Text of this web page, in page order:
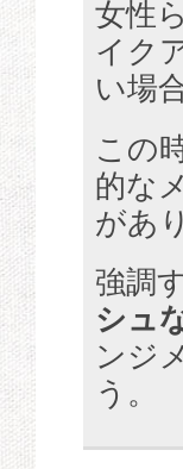
女性
イク
い場
この
的な
があ
強調
シュ
ンジ
う。